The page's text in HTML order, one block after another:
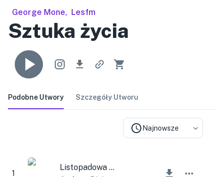
George Mone, Lesfm
Sztuka życia
Podobne Utwory Szczegóły Utworu
Najnowsze
1
Listopadowa miłość